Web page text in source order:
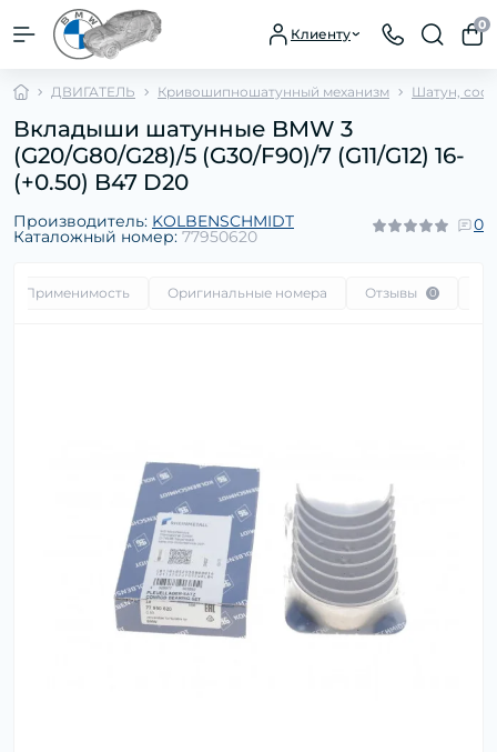
Клиенту
0
ДВИГАТЕЛЬ Кривошипношатунный механизм Шатун,
Вкладыши шатунные BMW 3
(G20/G80/G28)/5 (G30/F90)/7 (G11/G12) 16-
(+0.50) B47 D20
Производитель: KOLBENSCHMIDT
Каталожный номер: 77950620
0
Применимость Оригинальные номера Отзывы 0